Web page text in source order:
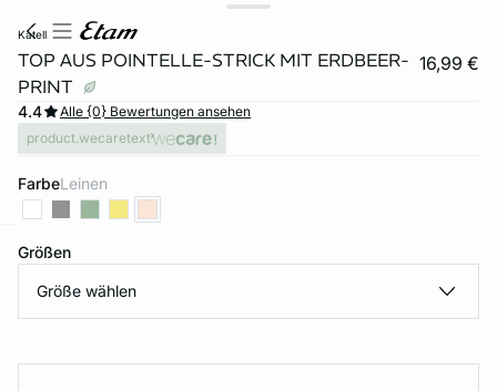
katell
TOP AUS POINTELLE-STRICK MIT ERDBEER-
PRINT
16,99 €
4.4
Alle {0} Bewertungen ansehen
product.wecaretext
Farbe leinen
Größen
Größe wählen